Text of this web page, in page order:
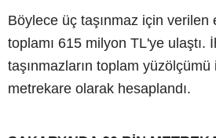
Böylece üç taşınmaz için verilen
toplamı 615 milyon TL'ye ulaştı.
taşınmazların toplam
metrekare olarak hesaplandı.